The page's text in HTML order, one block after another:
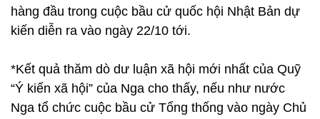
hàng đầu trong cuộc bầu cử quốc hội Nhật Bản dự
kiến diễn ra vào ngày 22/10 tới.
*Kết quả thăm dò dư luận xã hội mới nhất của Quỹ
“Ý kiến xã hội” của Nga cho thấy, nếu như nước
Nga tổ chức cuộc bầu cử Tổng thống vào ngày Chủ